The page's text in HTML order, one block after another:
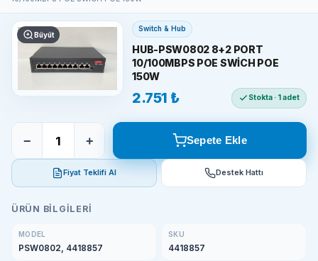
aykasoft.com.tr
Büyüt
Switch & Hub
HUB-PSW0802 8+2 PORT
10/100MBPS POE SWİCH POE
150W
2.751 ₺ Stokta · 1 adet
− + Sepete Ekle
Fiyat Teklifi Al Destek Hattı
ÜRÜN BILGILERI
MODEL
PSW0802, 4418857
SKU
4418857